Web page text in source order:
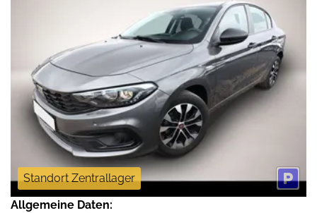
Standort Zentrallager
Allgemeine Daten: